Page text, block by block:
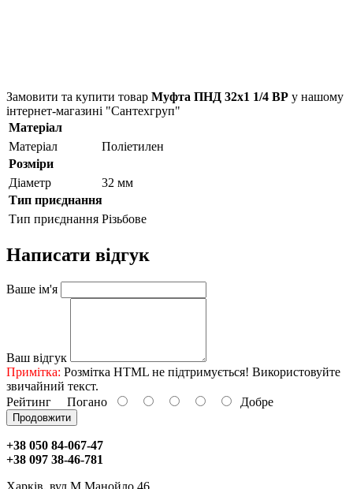
Замовити та купити товар Муфта ПНД 32х1 1/4 ВР у нашому
інтернет-магазині "Сантехгруп"
Матеріал
Матеріал
Поліетилен
Розміри
Діаметр
32 мм
Тип приєднання
Тип приєднання Різьбове
Написати відгук
Ваше ім'я
Ваш відгук
Примітка: Розмітка HTML не підтримується! Використовуйте
звичайний текст.
Рейтинг Погано Добре
Продовжити
+38 050 84-067-47
+38 097 38-46-781
Харків, вул.М.Манойло 46